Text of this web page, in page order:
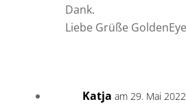
Dank.
Liebe Grüße
Katja am 29. Mai